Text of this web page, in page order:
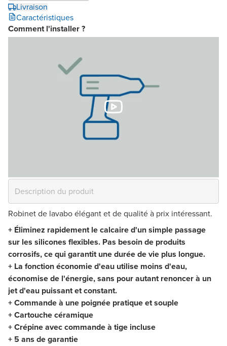
Livraison
Caractéristiques
Comment l'installer ?
Robinet de lavabo élégant et de qualité à prix intéressant.
+ Éliminez rapidement le calcaire d'un simple passage
sur les silicones flexibles. Pas besoin de produits
corrosifs, ce qui garantit une durée de vie plus longue.
+ La fonction économie d'eau utilise moins d'eau,
économise de l'énergie, sans pour autant renoncer à un
jet d'eau puissant et constant.
+ Commande à une poignée pratique et souple
+ Cartouche céramique
+ Crépine avec commande à tige incluse
+ 5 ans de garantie